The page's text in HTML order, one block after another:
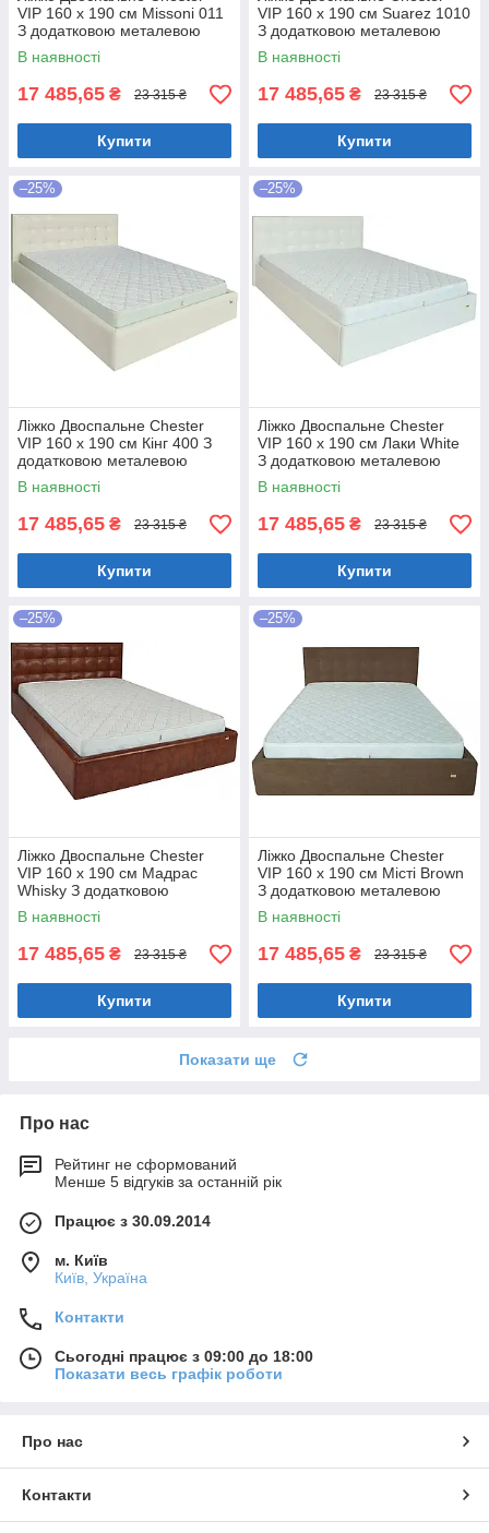
VIP 160 х 190 см Missoni 011
З додатковою металевою
цільнозварною рамою
Темно-коричневий
В наявності
17 485,65 ₴ 23 315 ₴
Купити
VIP 160 х 190 см Suarez 1010
З додатковою металевою
цільнозварною рамою
Коричневий
В наявності
17 485,65 ₴ 23 315 ₴
Купити
–25%
Ліжко Двоспальне Chester
VIP 160 х 190 см Кінг 400 З
додатковою металевою
цільнозварною рамою C1
Білий
В наявності
17 485,65 ₴ 23 315 ₴
Купити
–25%
Ліжко Двоспальне Chester
VIP 160 х 190 см Лаки White
З додатковою металевою
цільнозварною рамою Білий
В наявності
17 485,65 ₴ 23 315 ₴
Купити
–25%
Ліжко Двоспальне Chester
VIP 160 х 190 см Мадрас
Whisky З додатковою
металевою цільнозварною
рамою Коричневий
В наявності
17 485,65 ₴ 23 315 ₴
Купити
–25%
Ліжко Двоспальне Chester
VIP 160 х 190 см Місті Brown
З додатковою металевою
цільнозварною рамою
Коричневий
В наявності
17 485,65 ₴ 23 315 ₴
Купити
Показати ще
Про нас
Рейтинг не сформований
Менше 5 відгуків за останній рік
Працює з 30.09.2014
м. Київ
Київ, Україна
Контакти
Сьогодні працює з 09:00 до 18:00
Показати весь графік роботи
Про нас
Контакти